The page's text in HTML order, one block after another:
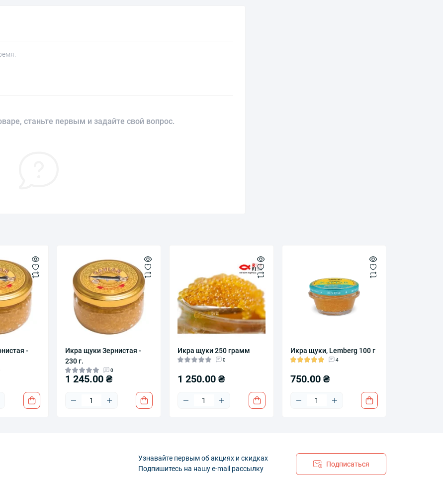
станьте первым и задайте свой вопрос.
-
Икра щуки Зернистая -
230 г.
0
1 245.00 ₴
Икра щуки 250 грамм
0
1 250.00 ₴
Икра щуки, Lemberg 100 г
4
750.00 ₴
Узнавайте первым об акциях и скидках
Подпишитесь на нашу e-mail рассылку
Подписаться